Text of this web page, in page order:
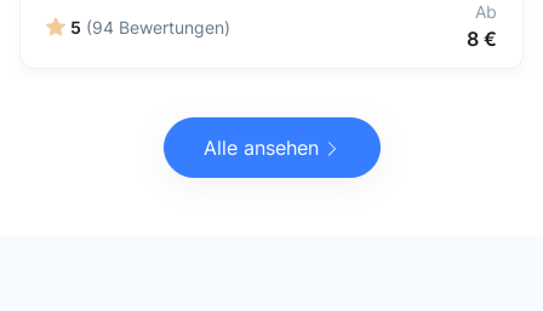
5 (94 Bewertungen)
Ab
8 €
Alle ansehen